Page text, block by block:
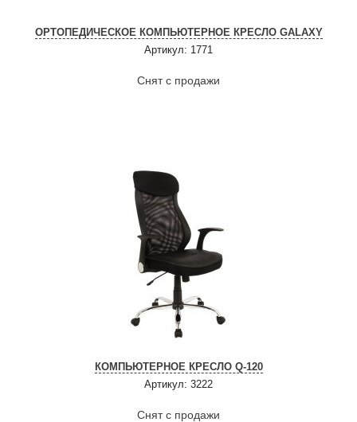
ОРТОПЕДИЧЕСКОЕ КОМПЬЮТЕРНОЕ КРЕСЛО GALAXY
Артикул: 1771
Снят с продажи
КОМПЬЮТЕРНОЕ КРЕСЛО Q-120
Артикул: 3222
Снят с продажи